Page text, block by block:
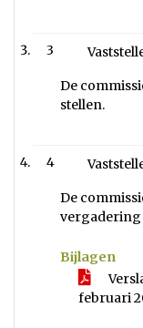
3
De
stellen.
4
De
vergadering
Bijlagen
februari